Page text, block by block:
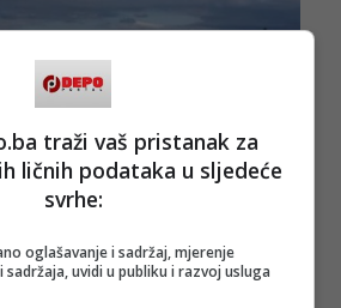
traži vaš pristanak za
ličnih podataka u sljedeće
svrhe:
oglašavanje i sadržaj, mjerenje
sadržaja, uvidi u publiku i razvoj usluga